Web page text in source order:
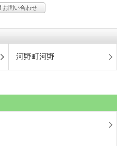
お問い合わせ
河野町河野